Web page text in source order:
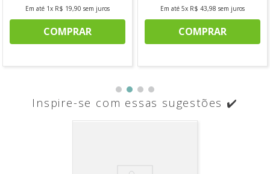
Em até 1x R$ 19,90 sem juros
COMPRAR
Em até 5x R$ 43,98 sem juros
COMPRAR
Inspire-se com essas sugestões ✔️